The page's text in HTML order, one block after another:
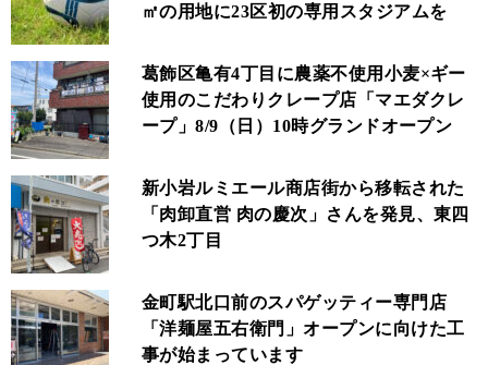
㎡の用地に23区初の専用スタジアムを
葛飾区亀有4丁目に農薬不使用小麦×ギー
使用のこだわりクレープ店「マエダクレ
ープ」8/9（日）10時グランドオープン
新小岩ルミエール商店街から移転された
「肉卸直営 肉の慶次」さんを発見、東四
つ木2丁目
金町駅北口前のスパゲッティー専門店
「洋麺屋五右衛門」オープンに向けた工
事が始まっています